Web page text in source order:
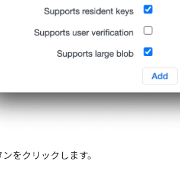
をクリックします。